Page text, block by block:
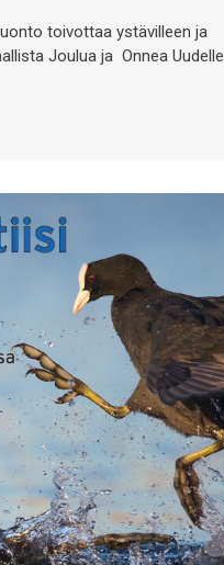
toivottaa ystävilleen ja
Joulua ja Onnea Uudelle